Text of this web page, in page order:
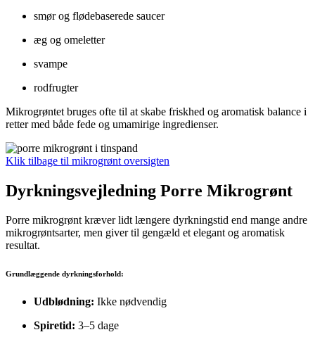
smør og flødebaserede saucer
æg og omeletter
svampe
rodfrugter
Mikrogrøntet bruges ofte til at skabe friskhed og aromatisk balance i
retter med både fede og umamirige ingredienser.
Klik tilbage til mikrogrønt oversigten
Dyrkningsvejledning Porre Mikrogrønt
Porre mikrogrønt kræver lidt længere dyrkningstid end mange andre
mikrogrøntsarter, men giver til gengæld et elegant og aromatisk
resultat.
Grundlæggende dyrkningsforhold:
Udblødning: Ikke nødvendig
Spiretid: 3–5 dage